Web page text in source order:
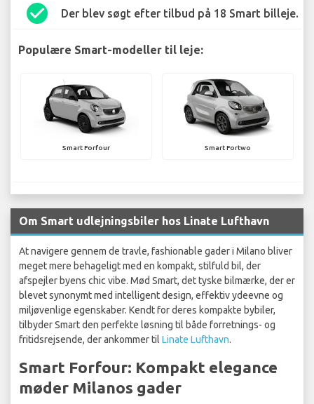
check_circle Der blev søgt efter tilbud på 18 Smart billeje.
Populære Smart-modeller til leje:
Smart Forfour Smart Fortwo
Om Smart udlejningsbiler hos Linate Lufthavn
At navigere gennem de travle, fashionable gader i Milano bliver
meget mere behageligt med en kompakt, stilfuld bil, der
afspejler byens chic vibe. Mød Smart, det tyske bilmærke, der er
blevet synonymt med intelligent design, effektiv ydeevne og
miljøvenlige egenskaber. Kendt for deres kompakte bybiler,
tilbyder Smart den perfekte løsning til både forretnings- og
fritidsrejsende, der ankommer til Linate Lufthavn.
Smart Forfour: Kompakt elegance
møder Milanos gader